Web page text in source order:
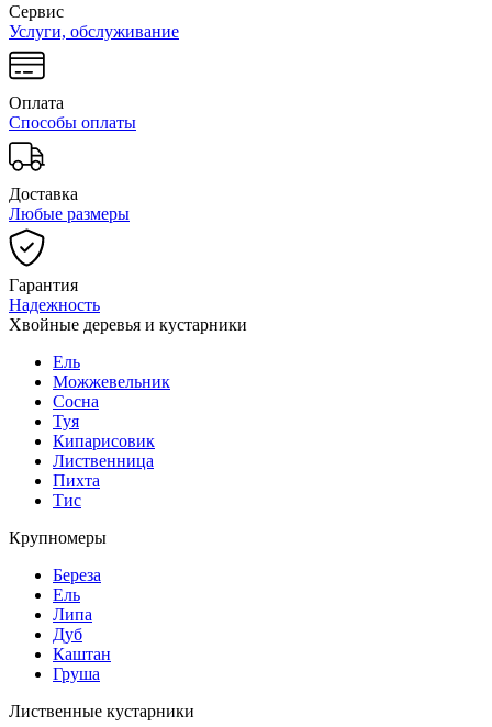
Сервис
Услуги, обслуживание
Оплата
Способы оплаты
Доставка
Любые размеры
Гарантия
Надежность
Хвойные деревья и кустарники
Ель
Можжевельник
Сосна
Туя
Кипарисовик
Лиственница
Пихта
Тис
Крупномеры
Береза
Ель
Липа
Дуб
Каштан
Груша
Лиственные кустарники